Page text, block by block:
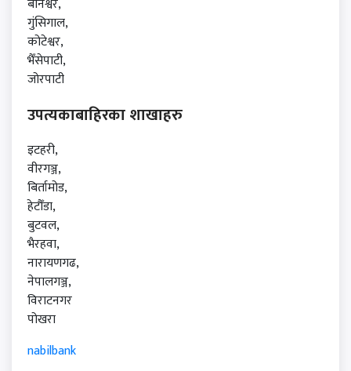
बानेश्वर,
गुंसिगाल,
कोटेश्वर,
भैँसेपाटी,
जोरपाटी
उपत्यकाबाहिरका शाखाहरु
इटहरी,
वीरगञ्ज,
बिर्तामोड,
हेटौँडा,
बुटवल,
भैरहवा,
नारायणगढ,
नेपालगञ्ज,
विराटनगर
पोखरा
nabilbank